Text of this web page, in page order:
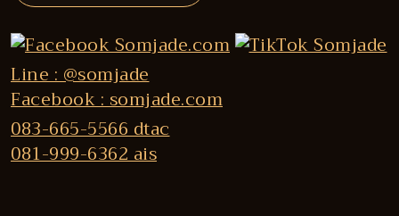
Line : @somjade
Facebook : somjade.com
083-665-5566 dtac
081-999-6362 ais